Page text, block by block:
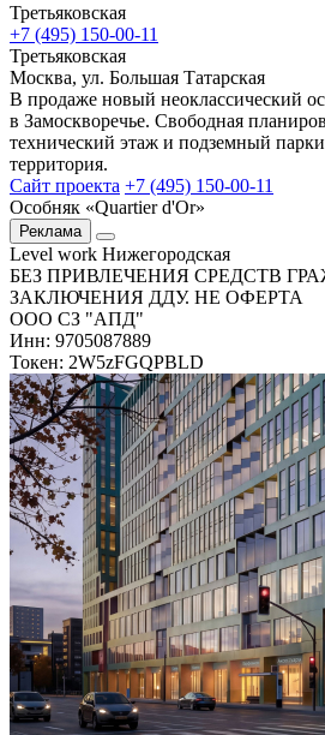
Третьяковская
+7 (495) 150-00-11
Третьяковская
Москва, ул. Большая Татарская
В продаже новый неоклассический
в Замоскворечье. Свободная
технический этаж и подземный
территория.
Сайт проекта +7 (495) 150-00-11
Особняк «Quartier d'Or»
Реклама
Level work Нижегородская
БЕЗ ПРИВЛЕЧЕНИЯ СРЕДСТВ
ЗАКЛЮЧЕНИЯ ДДУ. НЕ ОФЕРТА
ООО СЗ "АПД"
Инн: 9705087889
Токен: 2W5zFGQPBLD